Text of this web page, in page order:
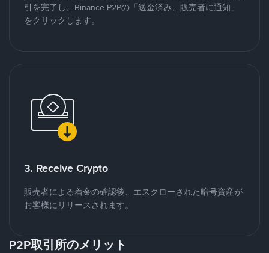
引を完了し、Binance P2Pの「送金済み、販売者に通知」
をクリックします。
3. Receive Crypto
販売者による着金の確認後、エスクローされた暗号資産が
お客様にリリースされます。
P2P取引所のメリット